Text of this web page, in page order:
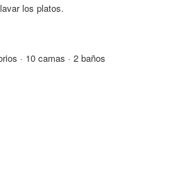
los platos.
· 10 camas · 2 baños